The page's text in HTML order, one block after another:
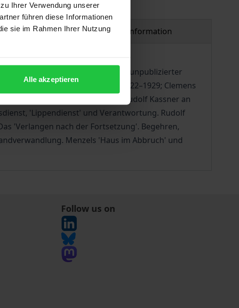
Ihrer Verwendung unserer
führen diese Informationen
sie im Rahmen Ihrer Nutzung
Alle akzeptieren
Product safety information
der Veröffentlichung bisher unpublizierter
und 'The Dial'. Briefe 1922–1929; Clemens
Hugo von Hofmannsthals; Rudolf Kassner an
'Lippendienst' und Verantwortung. Rudolf
'Verlangen nach der Fortsetzung'. Begehren,
Menzels 'Haus im Abbruch' und
Follow us on